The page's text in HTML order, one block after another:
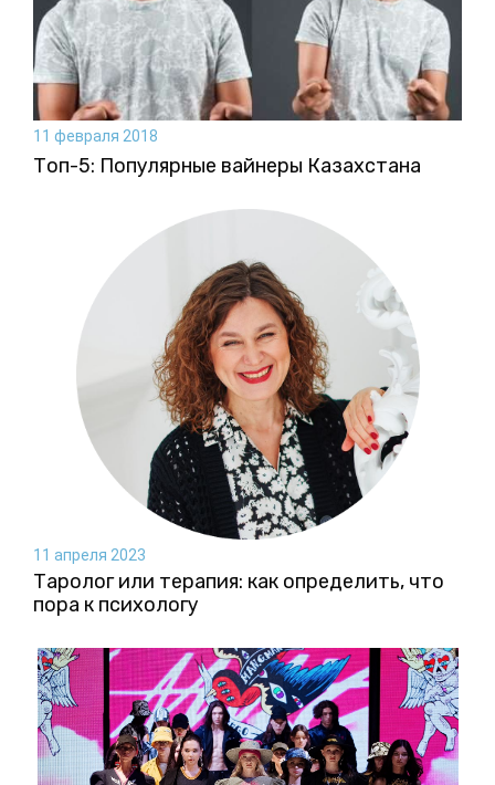
11 февраля 2018
Топ-5: Популярные вайнеры Казахстана
11 апреля 2023
Таролог или терапия: как определить, что
пора к психологу